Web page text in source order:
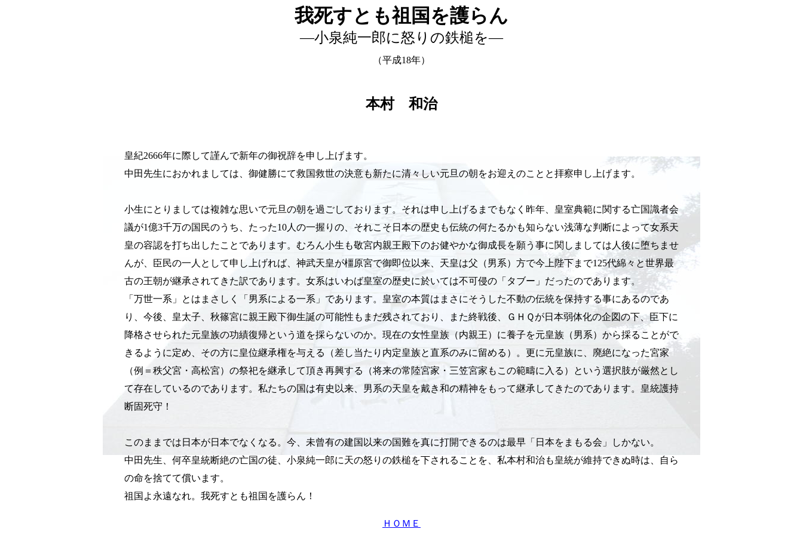
我死すとも祖国を護らん
―小泉純一郎に怒りの鉄槌を―
（平成18年）
本村 和治
皇紀2666年に際して謹んで新年の御祝辞を申し上げます。
中田先生におかれましては、御健勝にて救国救世の決意も新たに清々しい元旦の朝をお迎えのことと拝察申し上げます。
小生にとりましては複雑な思いで元旦の朝を過ごしております。それは申し上げるまでもなく昨年、皇室典範に関する亡国識者会
議が1億3千万の国民のうち、たった10人の一握りの、それこそ日本の歴史も伝統の何たるかも知らない浅薄な判断によって女系天
皇の容認を打ち出したことであります。むろん小生も敬宮内親王殿下のお健やかな御成長を願う事に関しましては人後に堕ちませ
んが、臣民の一人として申し上げれば、神武天皇が橿原宮で御即位以来、天皇は父（男系）方で今上陛下まで125代綿々と世界最
古の王朝が継承されてきた訳であります。女系はいわば皇室の歴史に於いては不可侵の「タブー」だったのであります。
「万世一系」とはまさしく「男系による一系」であります。皇室の本質はまさにそうした不動の伝統を保持する事にあるのであ
り、今後、皇太子、秋篠宮に親王殿下御生誕の可能性もまだ残されており、また終戦後、ＧＨＱが日本弱体化の企図の下、臣下に
降格させられた元皇族の功績復帰という道を採らないのか。現在の女性皇族（内親王）に養子を元皇族（男系）から採ることがで
きるように定め、その方に皇位継承権を与える（差し当たり内定皇族と直系のみに留める）。更に元皇族に、廃絶になった宮家
（例＝秩父宮・高松宮）の祭祀を継承して頂き再興する（将来の常陸宮家・三笠宮家もこの範疇に入る）という選択肢が厳然とし
て存在しているのであります。私たちの国は有史以来、男系の天皇を戴き和の精神をもって継承してきたのであります。皇統護持
断固死守！
このままでは日本が日本でなくなる。今、未曾有の建国以来の国難を真に打開できるのは最早「日本をまもる会」しかない。
中田先生、何卒皇統断絶の亡国の徒、小泉純一郎に天の怒りの鉄槌を下されることを、私本村和治も皇統が維持できぬ時は、自ら
の命を捨てて償います。
祖国よ永遠なれ。我死すとも祖国を護らん！
ＨＯＭＥ